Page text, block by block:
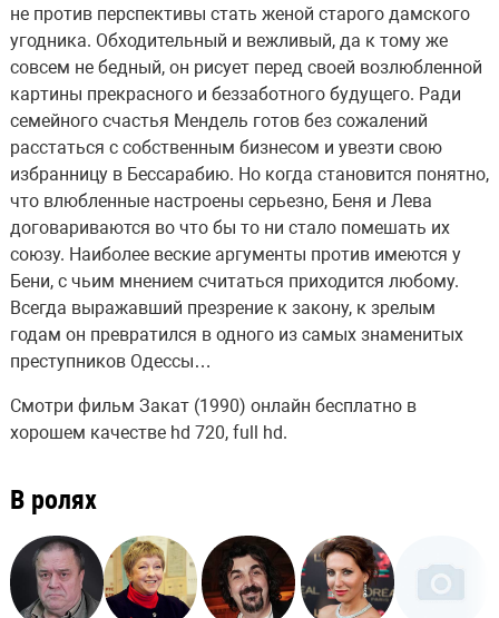
не против перспективы стать женой старого дамского
угодника. Обходительный и вежливый, да к тому же
совсем не бедный, он рисует перед своей возлюбленной
картины прекрасного и беззаботного будущего. Ради
семейного счастья Мендель готов без сожалений
расстаться с собственным бизнесом и увезти свою
избранницу в Бессарабию. Но когда становится понятно,
что влюбленные настроены серьезно, Беня и Лева
договариваются во что бы то ни стало помешать их
союзу. Наиболее веские аргументы против имеются у
Бени, с чьим мнением считаться приходится любому.
Всегда выражавший презрение к закону, к зрелым
годам он превратился в одного из самых знаменитых
преступников Одессы…
Смотри фильм Закат (1990) онлайн бесплатно в
хорошем качестве hd 720, full hd.
В ролях